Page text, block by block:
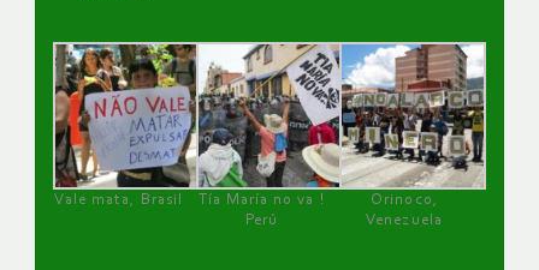
Vale mata, Brasil
Tía María no va !
Perú
Orinoco,
Venezuela